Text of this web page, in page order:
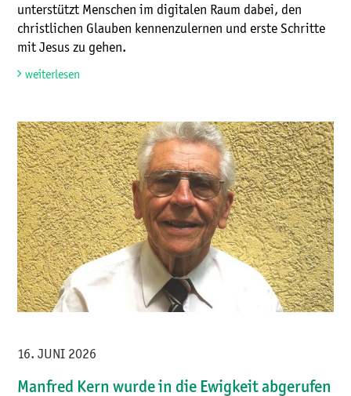
unterstützt Menschen im digitalen Raum dabei, den
christlichen Glauben kennenzulernen und erste Schritte
mit Jesus zu gehen.
weiterlesen
16. JUNI 2026
Manfred Kern wurde in die Ewigkeit abgerufen